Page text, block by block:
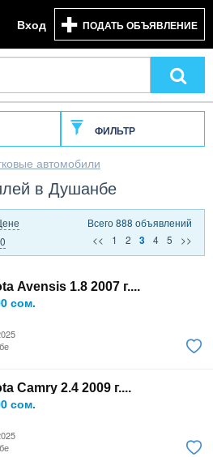
Вход ПОДАТЬ ОБЪЯВЛЕНИЕ
ФИЛЬТР
автомобили
в Душанбе
Всего 888 объявлений
<<
1 2 3 4 5 >>
Avensis 1.8 2007 г....
сом.
Camry 2.4 2009 г....
сом.